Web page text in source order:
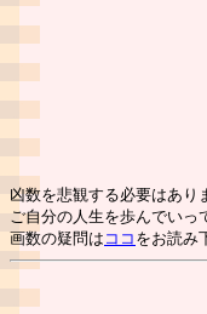
凶数を悲観する必要はあり
ご自分の人生を歩んでいっ
画数の疑問は ココ をお読み